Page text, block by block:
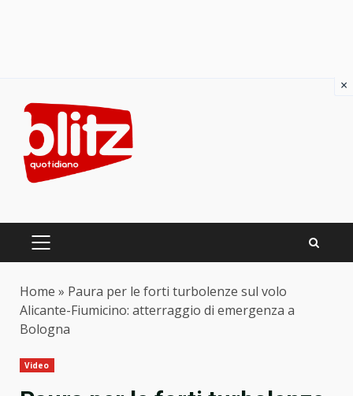
content
PRIMARY
Home » Paura per le forti turbolenze sul volo
Alicante-Fiumicino: atterraggio di emergenza a
Bologna
Video
×